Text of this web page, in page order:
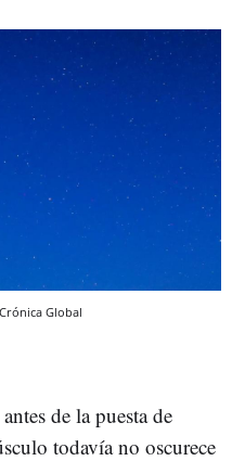
Crónica Global
de la puesta de
todavía no oscurece